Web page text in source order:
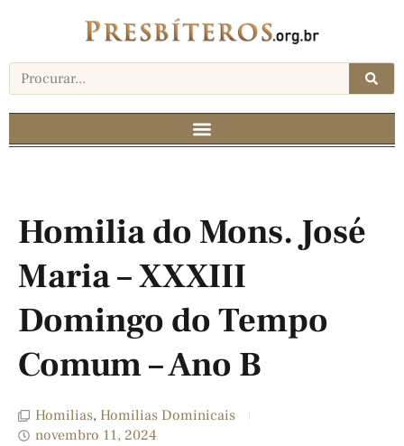
Homilia do Mons. José
Maria – XXXIII
Domingo do Tempo
Comum – Ano B
Homilias, Homilias Dominicais
novembro 11, 2024